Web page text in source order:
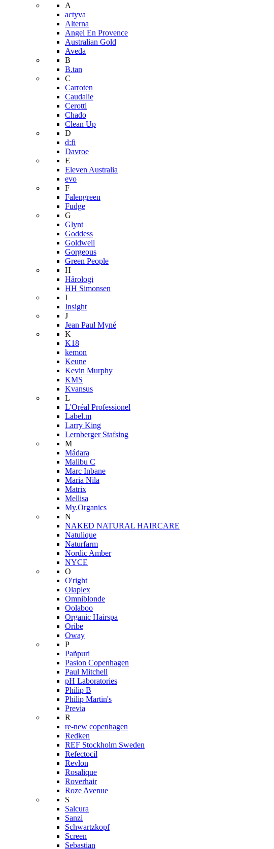
A
actyva
Alterna
Angel En Provence
Australian Gold
Aveda
B
B.tan
C
Carroten
Caudalie
Cerotti
Chado
Clean Up
D
d:fi
Davroe
E
Eleven Australia
evo
F
Falengreen
Fudge
G
Glynt
Goddess
Goldwell
Gorgeous
Green People
H
Hårologi
HH Simonsen
I
Insight
J
Jean Paul Myné
K
K18
kemon
Keune
Kevin Murphy
KMS
Kvansus
L
L'Oréal Professionel
Label.m
Larry King
Lernberger Stafsing
M
Mádara
Malibu C
Marc Inbane
Maria Nila
Matrix
Mellisa
My.Organics
N
NAKED NATURAL HAIRCARE
Natulique
Naturfarm
Nordic Amber
NYCE
O
O'right
Olaplex
Omniblonde
Oolaboo
Organic Hairspa
Oribe
Oway
P
Pañpuri
Pasion Copenhagen
Paul Mitchell
pH Laboratories
Philip B
Philip Martin's
Previa
R
re-new copenhagen
Redken
REF Stockholm Sweden
Refectocil
Revlon
Rosalique
Roverhair
Roze Avenue
S
Salcura
Sanzi
Schwartzkopf
Screen
Sebastian